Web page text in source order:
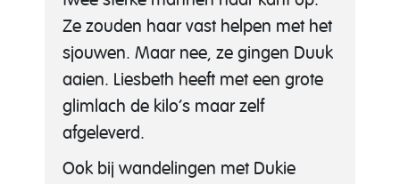
Ze zouden haar vast helpen met het
sjouwen. Maar nee, ze gingen Duuk
aaien. Liesbeth heeft met een grote
glimlach de kilo’s maar zelf
afgeleverd.
Ook bij wandelingen met Dukie